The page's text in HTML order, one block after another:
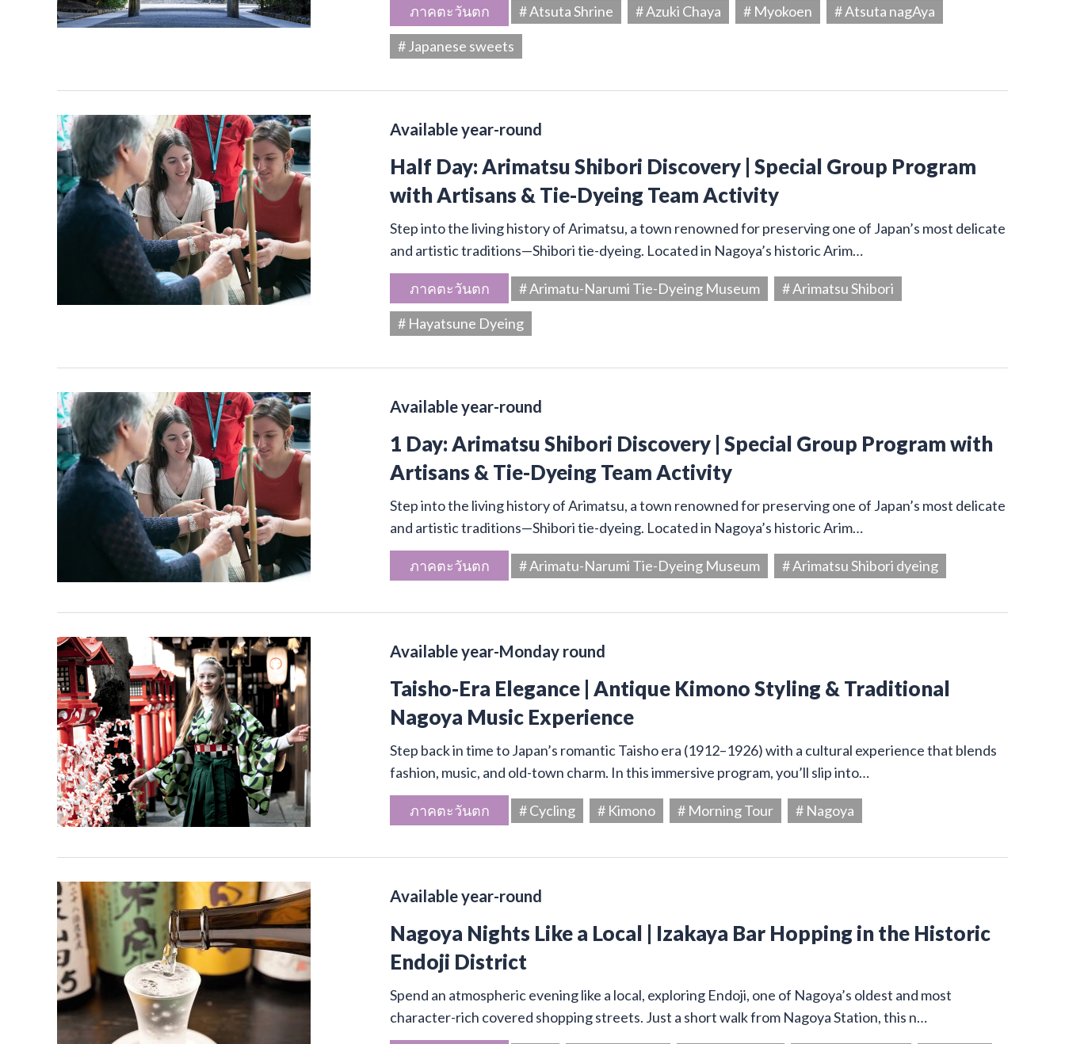
ภาคตะวันตก # Atsuta Shrine # Azuki Chaya # Myokoen
# Atsuta nagAya
# Japanese sweets
Available year-round
Half Day: Arimatsu Shibori Discovery | Special Group Program
with Artisans & Tie-Dyeing Team Activity
Step into the living history of Arimatsu, a town renowned for preserving one of Japan’s most delicate
and artistic traditions—Shibori tie-dyeing. Located in Nagoya’s historic Arim…
ภาคตะวันตก # Arimatu-Narumi Tie-Dyeing Museum
# Arimatsu Shibori
# Hayatsune Dyeing
Available year-round
1 Day: Arimatsu Shibori Discovery | Special Group Program with
Artisans & Tie-Dyeing Team Activity
Step into the living history of Arimatsu, a town renowned for preserving one of Japan’s most delicate
and artistic traditions—Shibori tie-dyeing. Located in Nagoya’s historic Arim…
ภาคตะวันตก # Arimatu-Narumi Tie-Dyeing Museum # Arimatsu Shibori dyeing
Available year-Monday round
Taisho-Era Elegance | Antique Kimono Styling & Traditional
Nagoya Music Experience
Step back in time to Japan’s romantic Taisho era (1912–1926) with a cultural experience that blends
fashion, music, and old-town charm. In this immersive program, you’ll slip into…
ภาคตะวันตก # Cycling # Kimono # Morning Tour # Nagoya
Available year-round
Nagoya Nights Like a Local | Izakaya Bar Hopping in the Historic
Endoji District
Spend an atmospheric evening like a local, exploring Endoji, one of Nagoya’s oldest and most
character-rich covered shopping streets. Just a short walk from Nagoya Station, this n…